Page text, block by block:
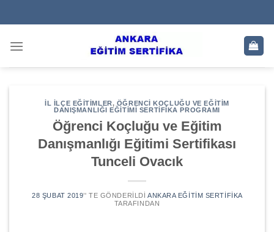
to
İL İLÇE EĞITIMLER, ÖĞRENCI KOÇLUĞU VE EĞITIM
DANIŞMANLIĞI EĞITIMI SERTIFIKA PROGRAMI
Öğrenci Koçluğu ve Eğitim
Danışmanlığı Eğitimi Sertifikası
Tunceli Ovacık
28 ŞUBAT 2019’' TE GÖNDERILDI ANKARA EĞITIM SERTIFIKA
TARAFINDAN